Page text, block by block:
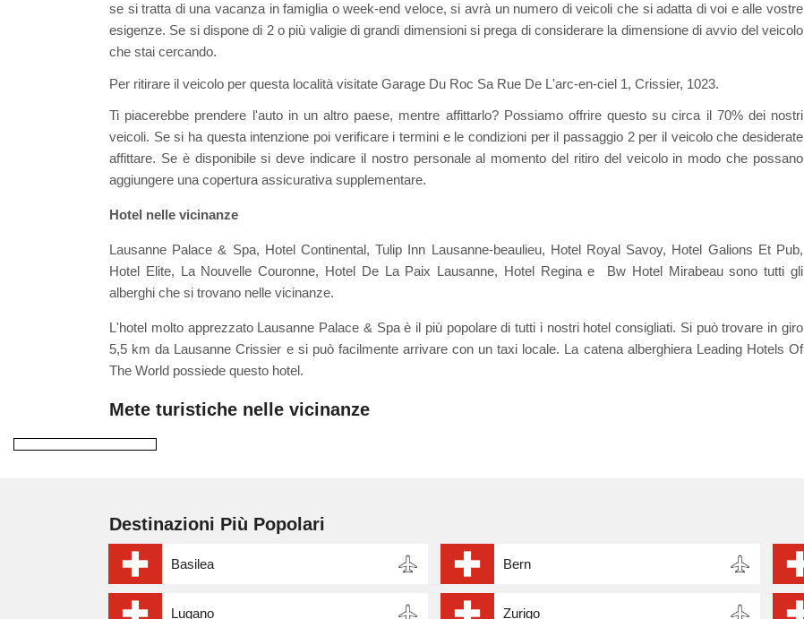
se si tratta di una vacanza in famiglia o week-end veloce, si avrà un numero di veicoli che si adatta di voi e alle vostre
esigenze. Se si dispone di 2 o più valigie di grandi dimensioni si prega di considerare la dimensione di avvio del veicolo
che stai cercando.
Per ritirare il veicolo per questa località visitate Garage Du Roc Sa Rue De L'arc-en-ciel 1, Crissier, 1023.
Ti piacerebbe prendere l'auto in un altro paese, mentre affittarlo? Possiamo offrire questo su circa il 70% dei nostri
veicoli. Se si ha questa intenzione poi verificare i termini e le condizioni per il passaggio 2 per il veicolo che desiderate
affittare. Se è disponibile si deve indicare il nostro personale al momento del ritiro del veicolo in modo che possano
aggiungere una copertura assicurativa supplementare.
Hotel nelle vicinanze
Lausanne Palace & Spa, Hotel Continental, Tulip Inn Lausanne-beaulieu, Hotel Royal Savoy, Hotel Galions Et Pub,
Hotel Elite, La Nouvelle Couronne, Hotel De La Paix Lausanne, Hotel Regina e Bw Hotel Mirabeau sono tutti gli
alberghi che si trovano nelle vicinanze.
L'hotel molto apprezzato Lausanne Palace & Spa è il più popolare di tutti i nostri hotel consigliati. Si può trovare in giro
5,5 km da Lausanne Crissier e si può facilmente arrivare con un taxi locale. La catena alberghiera Leading Hotels Of
The World possiede questo hotel.
Mete turistiche nelle vicinanze
Destinazioni Più Popolari
Basilea Bern
Lugano Zurigo